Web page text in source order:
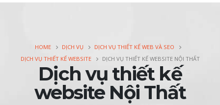
HOME DỊCH VỤ
DỊCH VỤ THIẾT KẾ WEB VÀ SEO
DỊCH VỤ THIẾT KẾ WEBSITE
DỊCH VỤ THIẾT KẾ WEBSITE NỘI THẤT
Dịch vụ thiết kế
website Nội Thất